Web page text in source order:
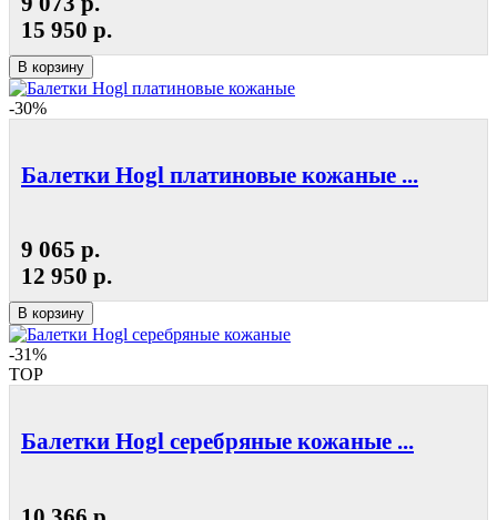
15 950 р.
В корзину
-30%
Балетки Hogl платиновые кожаные ...
9 065 р.
12 950 р.
В корзину
-31%
TOP
Балетки Hogl серебряные кожаные ...